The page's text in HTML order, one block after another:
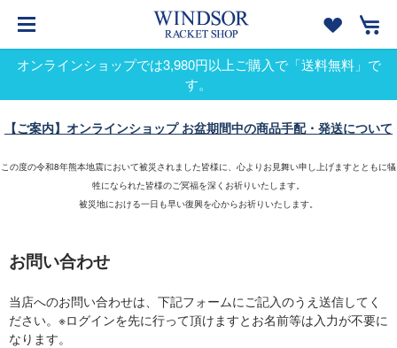
オンラインショップでは3,980円以上ご購入で「送料無料」で
す。
【ご案内】オンラインショップ お盆期間中の商品手配・発送について
この度の令和8年熊本地震において被災されました皆様に、心よりお見舞い申し上げますとともに犠
牲になられた皆様のご冥福を深くお祈りいたします。
被災地における一日も早い復興を心からお祈りいたします。
お問い合わせ
当店へのお問い合わせは、下記フォームにご記入のうえ送信してく
ださい。※ログインを先に行って頂けますとお名前等は入力が不要に
なります。